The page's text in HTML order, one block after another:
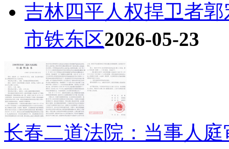
吉林四平人权捍卫者
市铁东区2026-05-23
长春二道法院：当事人